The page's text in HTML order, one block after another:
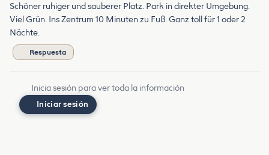
Schöner ruhiger und sauberer Platz. Park in direkter Umgebung.
Viel Grün. Ins Zentrum 10 Minuten zu Fuß. Ganz toll für 1 oder 2
Nächte.
Respuesta
Inicia sesión para ver toda la información
Iniciar sesión